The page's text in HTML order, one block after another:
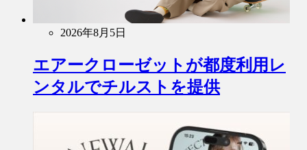
2026年8月5日
エアークローゼットが都度利用レ
ンタルでチルストを提供